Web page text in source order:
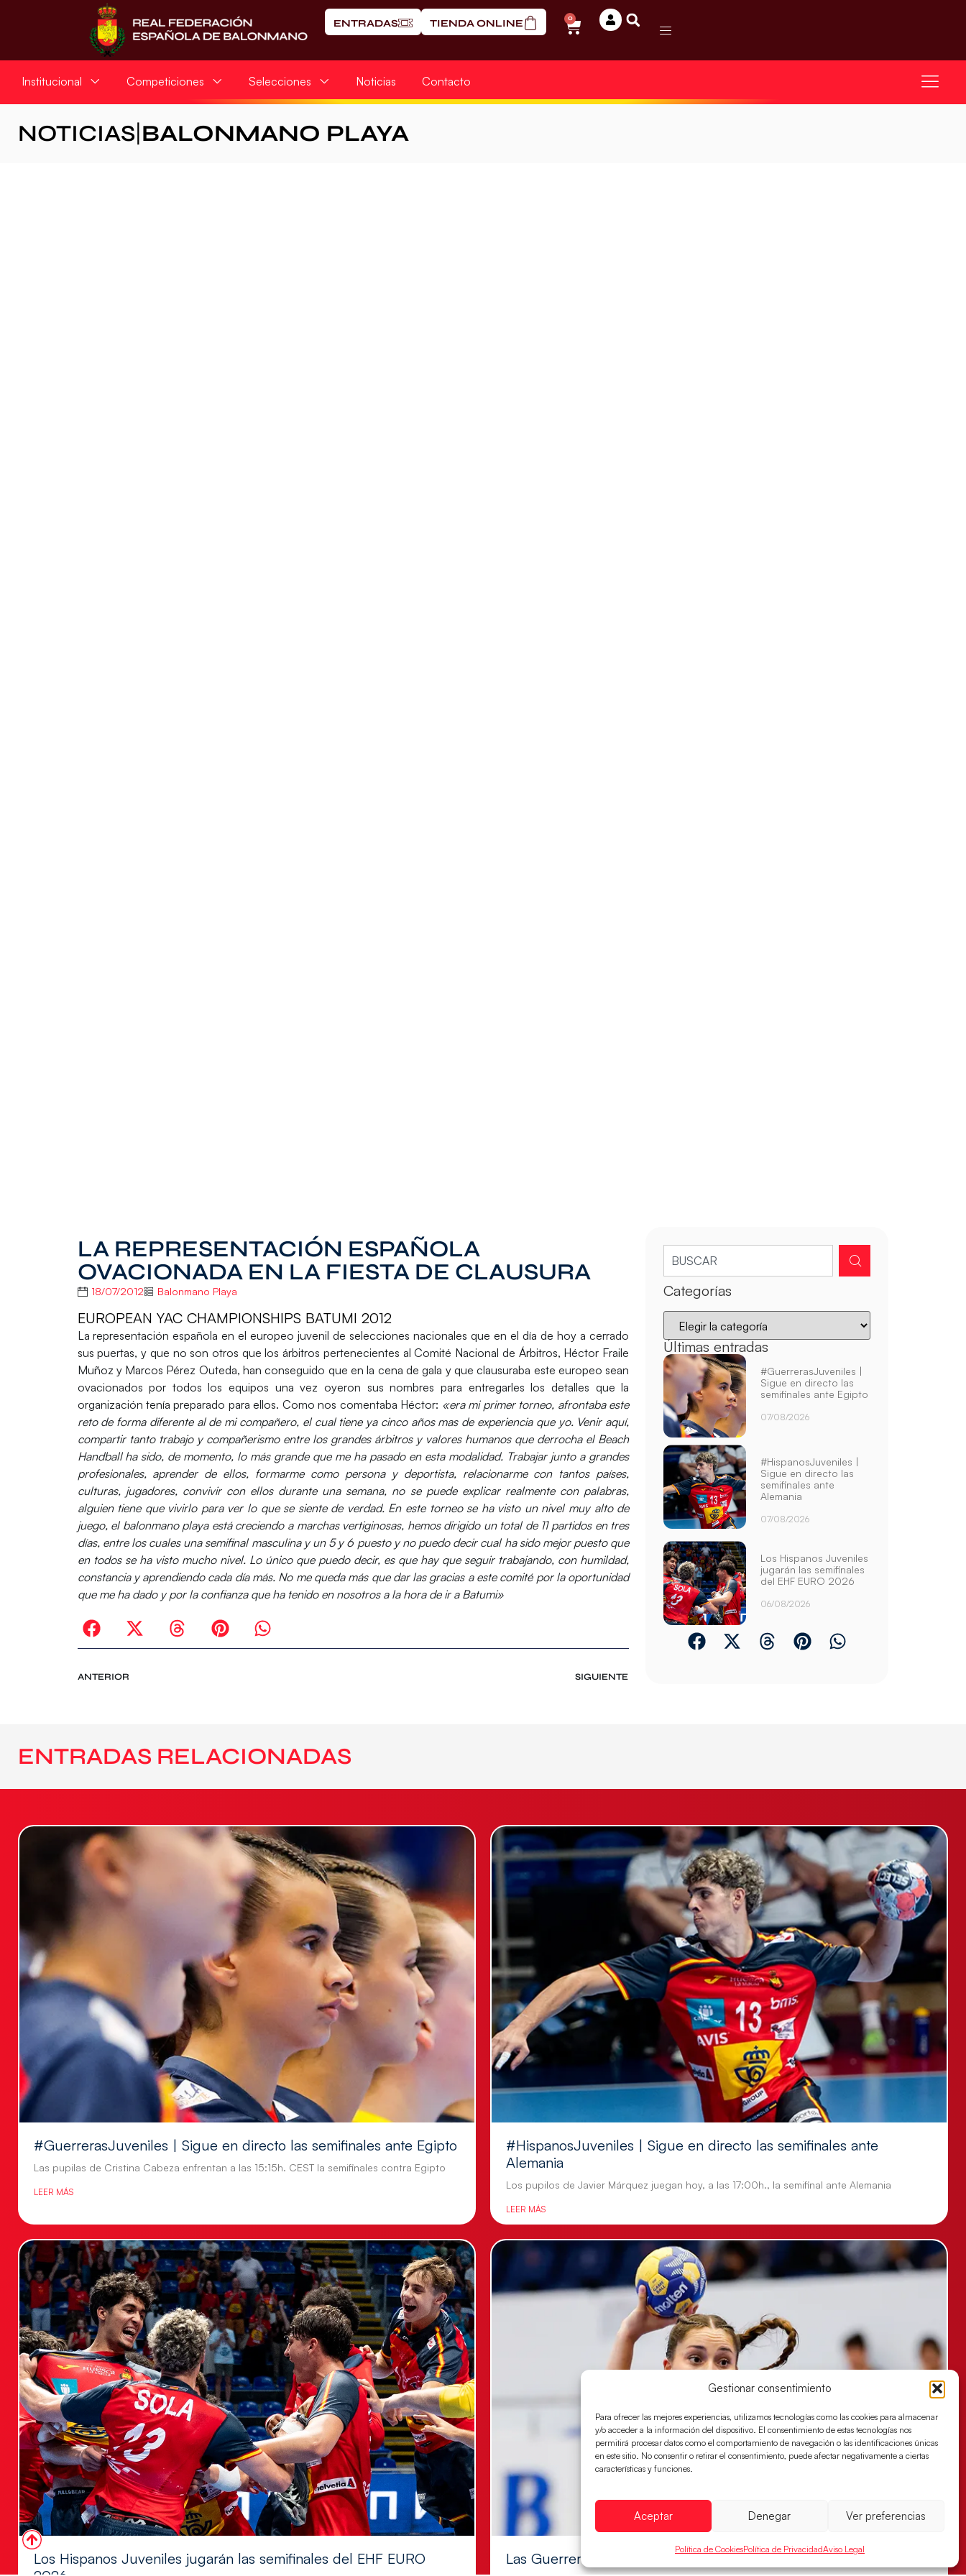
Gestionar consentimiento
Para ofrecer las mejores experiencias, utilizamos tecnologías como las cookies para almacenar
y/o acceder a la información del dispositivo. El consentimiento de estas tecnologías nos
permitirá procesar datos como el comportamiento de navegación o las identificaciones únicas
en este sitio. No consentir o retirar el consentimiento, puede afectar negativamente a ciertas
características y funciones.
Aceptar Denegar Ver preferencias
Política de CookiesPolítica de PrivacidadAviso Legal
ENTRADAS TIENDA ONLINE 0
Institucional Competiciones Selecciones Noticias Contacto
NOTICIAS BALONMANO PLAYA
LA REPRESENTACIÓN ESPAÑOLA
OVACIONADA EN LA FIESTA DE CLAUSURA
18/07/2012 Balonmano Playa
EUROPEAN YAC CHAMPIONSHIPS BATUMI 2012
La representación española en el europeo juvenil de selecciones nacionales que en el día de hoy a cerrado
sus puertas, y que no son otros que los árbitros pertenecientes al Comité Nacional de Árbitros, Héctor Fraile
Muñoz y Marcos Pérez Outeda, han conseguido que en la cena de gala y que clausuraba este europeo sean
ovacionados por todos los equipos una vez oyeron sus nombres para entregarles los detalles que la
organización tenía preparado para ellos. Como nos comentaba Héctor: «era mi primer torneo, afrontaba este
reto de forma diferente al de mi compañero, el cual tiene ya cinco años mas de experiencia que yo. Venir aquí,
compartir tanto trabajo y compañerismo entre los grandes árbitros y valores humanos que derrocha el Beach
Handball ha sido, de momento, lo más grande que me ha pasado en esta modalidad. Trabajar junto a grandes
profesionales, aprender de ellos, formarme como persona y deportista, relacionarme con tantos países,
culturas, jugadores, convivir con ellos durante una semana, no se puede explicar realmente con palabras,
alguien tiene que vivirlo para ver lo que se siente de verdad. En este torneo se ha visto un nivel muy alto de
juego, el balonmano playa está creciendo a marchas vertiginosas, hemos dirigido un total de 11 partidos en tres
días, entre los cuales una semifinal masculina y un 5 y 6 puesto y no puedo decir cual ha sido mejor puesto que
en todos se ha visto mucho nivel. Lo único que puedo decir, es que hay que seguir trabajando, con humildad,
constancia y aprendiendo cada día más. No me queda más que dar las gracias a este comité por la oportunidad
que me ha dado y por la confianza que ha tenido en nosotros a la hora de ir a Batumi»
ANTERIOR SIGUIENTE
Categorías
Últimas entradas
#GuerrerasJuveniles |
Sigue en directo las
semifinales ante Egipto
07/08/2026
#HispanosJuveniles |
Sigue en directo las
semifinales ante
Alemania
07/08/2026
Los Hispanos Juveniles
jugarán las semifinales
del EHF EURO 2026
06/08/2026
ENTRADAS RELACIONADAS
#GuerrerasJuveniles | Sigue en directo las semifinales ante Egipto
Las pupilas de Cristina Cabeza enfrentan a las 15:15h. CEST la semifinales contra Egipto
LEER MÁS
#HispanosJuveniles | Sigue en directo las semifinales ante
Alemania
Los pupilos de Javier Márquez juegan hoy, a las 17:00h., la semifinal ante Alemania
LEER MÁS
Los Hispanos Juveniles jugarán las semifinales del EHF EURO
Las Guerreras Juveniles sellan su billete para las semifinales